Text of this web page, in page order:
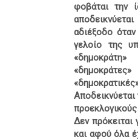
φοβάται την
αδιέξοδο όταν
γελοίο της
Δεν πρόκειται
και αφού όλα